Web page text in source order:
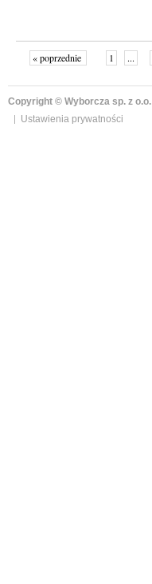
« poprzednie 1 ...
Copyright © Wyborcza sp. z o.o.
Ustawienia prywatności